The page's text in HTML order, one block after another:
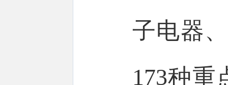
子电器
173种